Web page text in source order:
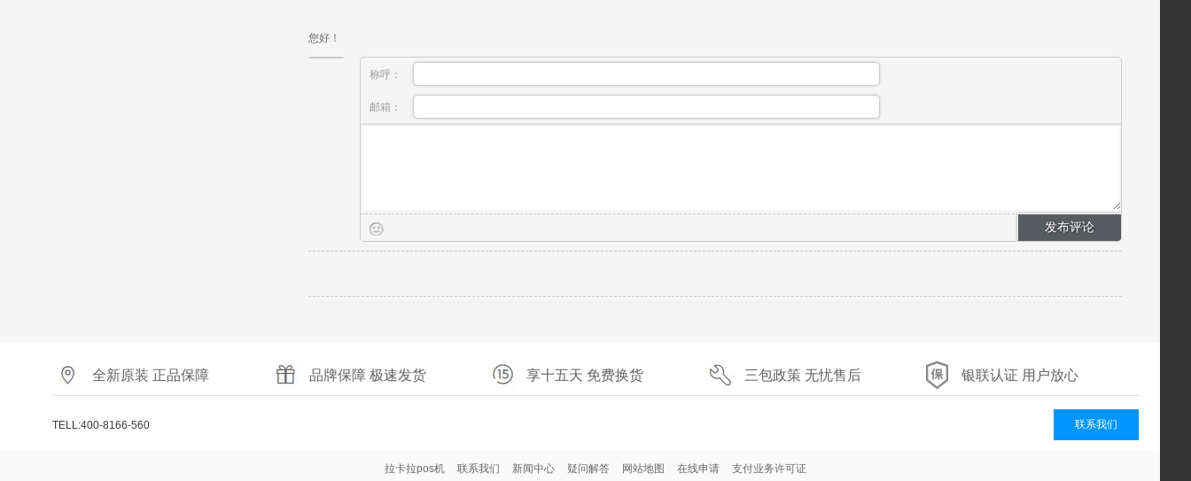
您好！
称呼：
邮箱：
全新原装 正品保障 品牌保障 极速发货 享十五天 免费换货 三包政策 无忧售后 银联认证 用户放心
TELL:400-8166-560 联系我们
拉卡拉pos机 联系我们 新闻中心 疑问解答 网站地图 在线申请 支付业务许可证